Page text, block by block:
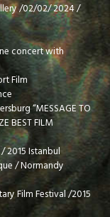
/02/02/ 2024 /
concert with
Film
“MESSAGE TO
BEST FILM
2015 Istanbul
/ Normandy
Film Festival /2015